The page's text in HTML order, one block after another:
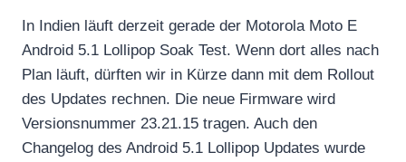
In Indien läuft derzeit gerade der Motorola Moto E
Android 5.1 Lollipop Soak Test. Wenn dort alles nach
Plan läuft, dürften wir in Kürze dann mit dem Rollout
des Updates rechnen. Die neue Firmware wird
Versionsnummer 23.21.15 tragen. Auch den
Changelog des Android 5.1 Lollipop Updates wurde